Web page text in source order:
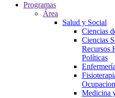
Programas
Área
Salud y Social
Ciencias
Ciencias
Recursos
Políticas
Enfermería
Medicina